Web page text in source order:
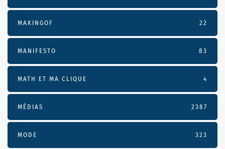
MAKINGOF 22
MANIFESTO 83
MATH ET MA CLIQUE 4
MÉDIAS 2387
MODE 323